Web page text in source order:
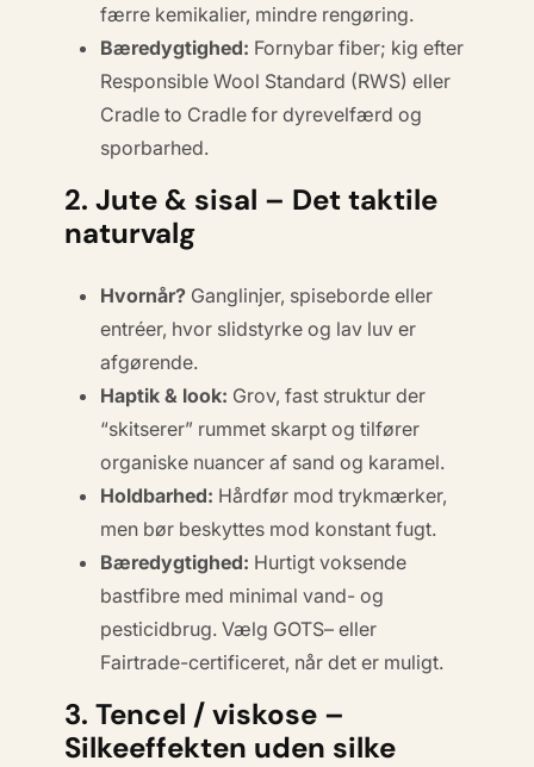
færre kemikalier, mindre rengøring.
Bæredygtighed: Fornybar fiber; kig efter
Responsible Wool Standard (RWS) eller
Cradle to Cradle for dyrevelfærd og
sporbarhed.
2. Jute & sisal – Det taktile
naturvalg
Hvornår? Ganglinjer, spiseborde eller
entréer, hvor slidstyrke og lav luv er
afgørende.
Haptik & look: Grov, fast struktur der
“skitserer” rummet skarpt og tilfører
organiske nuancer af sand og karamel.
Holdbarhed: Hårdfør mod trykmærker,
men bør beskyttes mod konstant fugt.
Bæredygtighed: Hurtigt voksende
bastfibre med minimal vand- og
pesticidbrug. Vælg GOTS– eller
Fairtrade-certificeret, når det er muligt.
3. Tencel / viskose –
Silkeeffekten uden silke